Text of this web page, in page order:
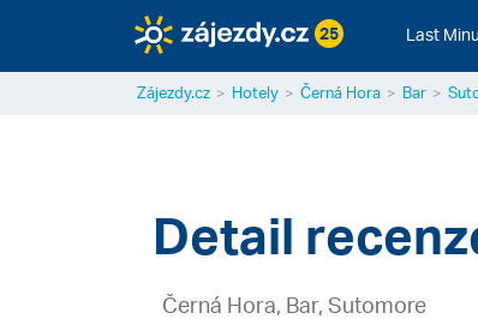
25 Last
Zájezdy.cz Hotely Černá Hora Bar
Detail
Černá Hora, Bar, Sutomore